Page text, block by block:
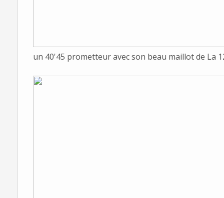
un 40'45 prometteur avec son beau maillot de La